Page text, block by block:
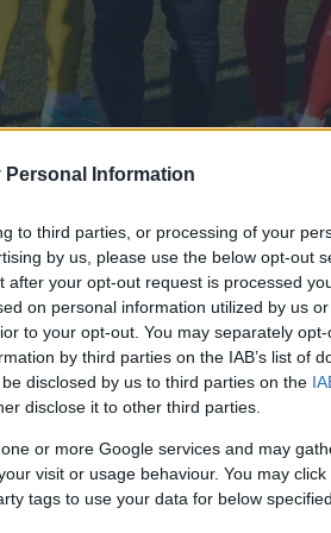
Personal Information
to third parties, or processing of your
by us, please use the below opt-out
after your opt-out request is processed
on personal information utilized by us
to your opt-out. You may separately
by third parties on the IAB’s list of
disclosed by us to third parties on the
disclose it to other third parties.
or more Google services and may
visit or usage behaviour. You may
tags to use your data for below
dolgozó
Google News oldalán is!
Siófok, a klub pedig a